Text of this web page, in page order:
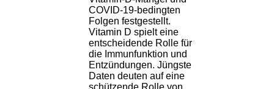
COVID-19-bedingten
Folgen festgestellt.
Vitamin D spielt eine
entscheidende Rolle für
die Immunfunktion und
Entzündungen. Jüngste
Daten deuten auf eine
schützende Rolle von